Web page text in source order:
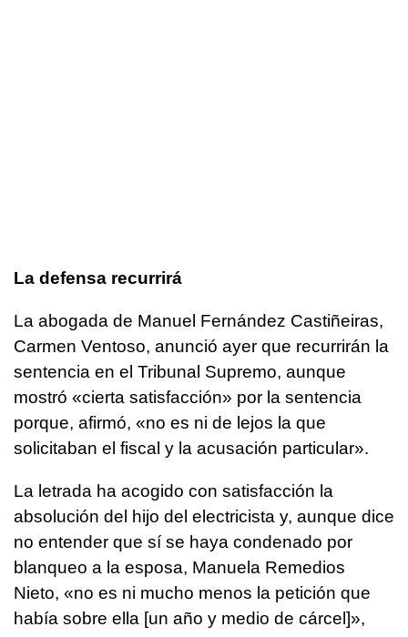
La defensa recurrirá
La abogada de Manuel Fernández Castiñeiras,
Carmen Ventoso, anunció ayer que recurrirán la
sentencia en el Tribunal Supremo, aunque
mostró «cierta satisfacción» por la sentencia
porque, afirmó, «no es ni de lejos la que
solicitaban el fiscal y la acusación particular».
La letrada ha acogido con satisfacción la
absolución del hijo del electricista y, aunque dice
no entender que sí se haya condenado por
blanqueo a la esposa, Manuela Remedios
Nieto, «no es ni mucho menos la petición que
había sobre ella [un año y medio de cárcel]»,